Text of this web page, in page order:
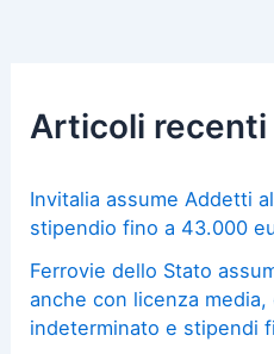
Articoli recenti
Invitalia assume Addetti
stipendio fino a 43.000
Ferrovie dello Stato
anche con licenza
indeterminato e stipendi